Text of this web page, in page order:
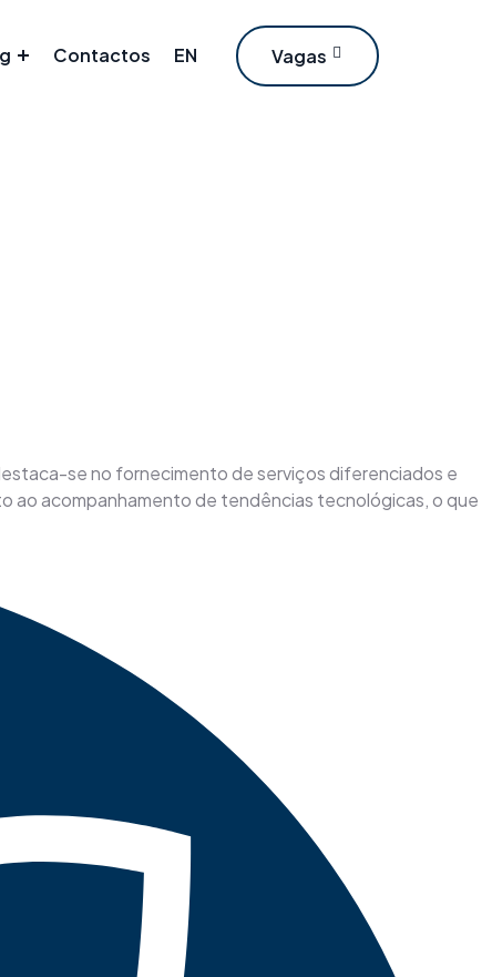
Contactos EN Vagas
se no fornecimento de serviços diferenciados e
ao acompanhamento de tendências tecnológicas, o que